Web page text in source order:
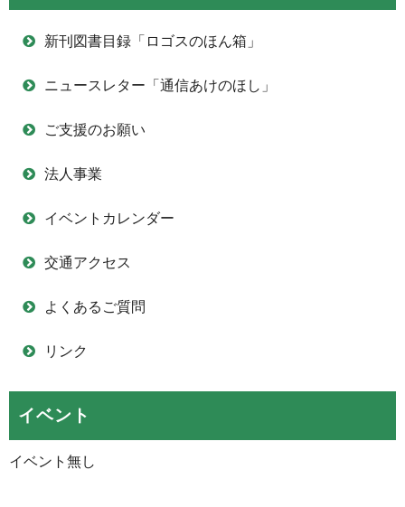
新刊図書目録「ロゴスのほん箱」
ニュースレター「通信あけのほし」
ご支援のお願い
法人事業
イベントカレンダー
交通アクセス
よくあるご質問
リンク
イベント
イベント無し